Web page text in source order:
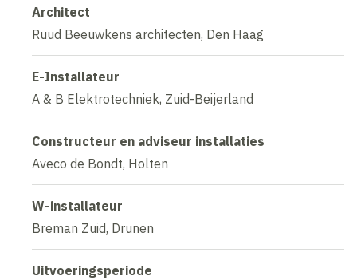
Architect
Ruud Beeuwkens architecten, Den Haag
E-Installateur
A & B Elektrotechniek, Zuid-Beijerland
Constructeur en adviseur installaties
Aveco de Bondt, Holten
W-installateur
Breman Zuid, Drunen
Uitvoeringsperiode